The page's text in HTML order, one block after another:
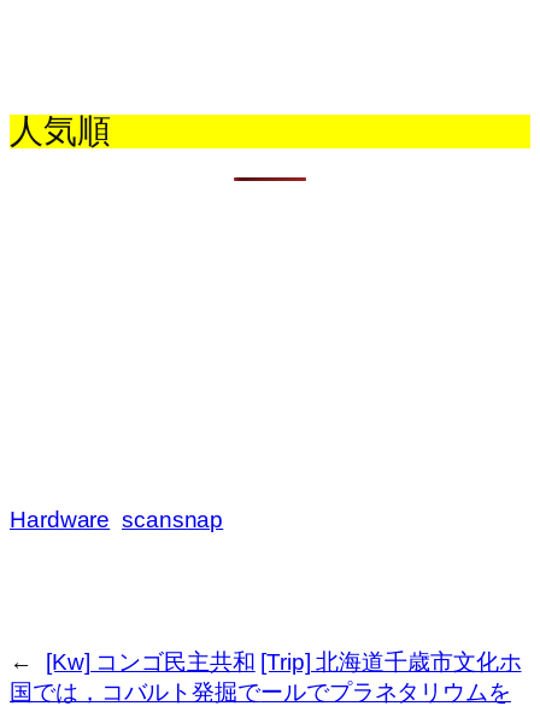
人気順
Hardware scansnap
←
[Kw] コンゴ民主共和
国では，コバルト発掘で
[Trip] 北海道千歳市文化ホ
ールでプラネタリウムを